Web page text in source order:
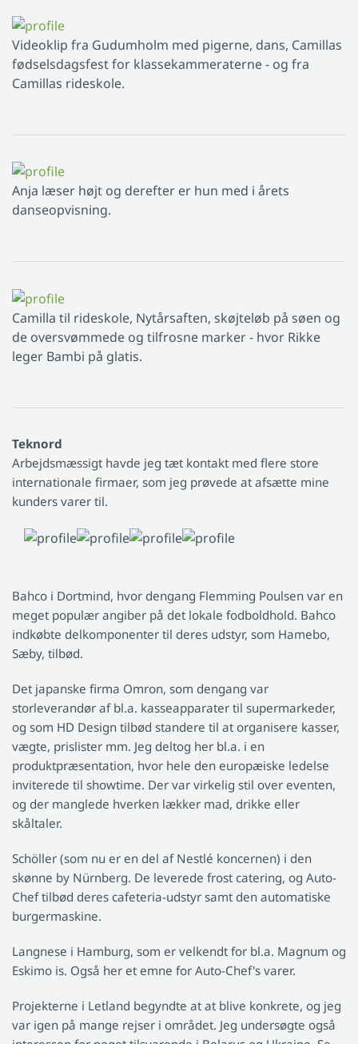
Videoklip fra Gudumholm med pigerne, dans, Camillas
fødselsdagsfest for klassekammeraterne - og fra
Camillas rideskole.
Anja læser højt og derefter er hun med i årets
danseopvisning.
Camilla til rideskole, Nytårsaften, skøjteløb på søen og
de oversvømmede og tilfrosne marker - hvor Rikke
leger Bambi på glatis.
Teknord
Arbejdsmæssigt havde jeg tæt kontakt med flere store
internationale firmaer, som jeg prøvede at afsætte mine
kunders varer til.
Bahco i Dortmind, hvor dengang Flemming Poulsen var en
meget populær angiber på det lokale fodboldhold. Bahco
indkøbte delkomponenter til deres udstyr, som Hamebo,
Sæby, tilbød.
Det japanske firma Omron, som dengang var
storleverandør af bl.a. kasseapparater til supermarkeder,
og som HD Design tilbød standere til at organisere kasser,
vægte, prislister mm. Jeg deltog her bl.a. i en
produktpræsentation, hvor hele den europæiske ledelse
inviterede til showtime. Der var virkelig stil over eventen,
og der manglede hverken lækker mad, drikke eller
skåltaler.
Schöller (som nu er en del af Nestlé koncernen) i den
skønne by Nürnberg. De leverede frost catering, og Auto-
Chef tilbød deres cafeteria-udstyr samt den automatiske
burgermaskine.
Langnese i Hamburg, som er velkendt for bl.a. Magnum og
Eskimo is. Også her et emne for Auto-Chef's varer.
Projekterne i Letland begyndte at at blive konkrete, og jeg
var igen på mange rejser i området. Jeg undersøgte også